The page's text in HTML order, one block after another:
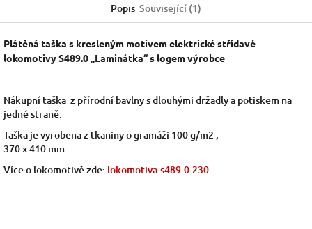
Popis Související (1)
Plátěná taška s kresleným motivem elektrické střídavé
lokomotivyS489.0 „Laminátka“ s logem výrobce
Nákupní taška z přírodní bavlny s dlouhými držadly a potiskem na
jedné straně.
Taška je vyrobena z tkaniny o gramáži 100 g/m2 ,
370 x 410 mm
Více o lokomotivě zde: lokomotiva-s489-0-230